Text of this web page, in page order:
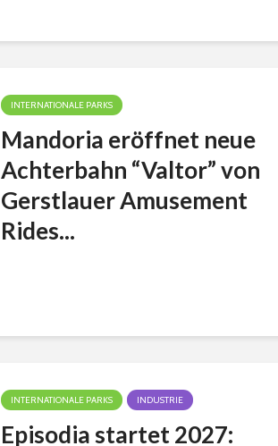
INTERNATIONALE PARKS
Mandoria eröffnet neue
Achterbahn “Valtor” von
Gerstlauer Amusement
Rides...
INTERNATIONALE PARKS INDUSTRIE
Episodia startet 2027: